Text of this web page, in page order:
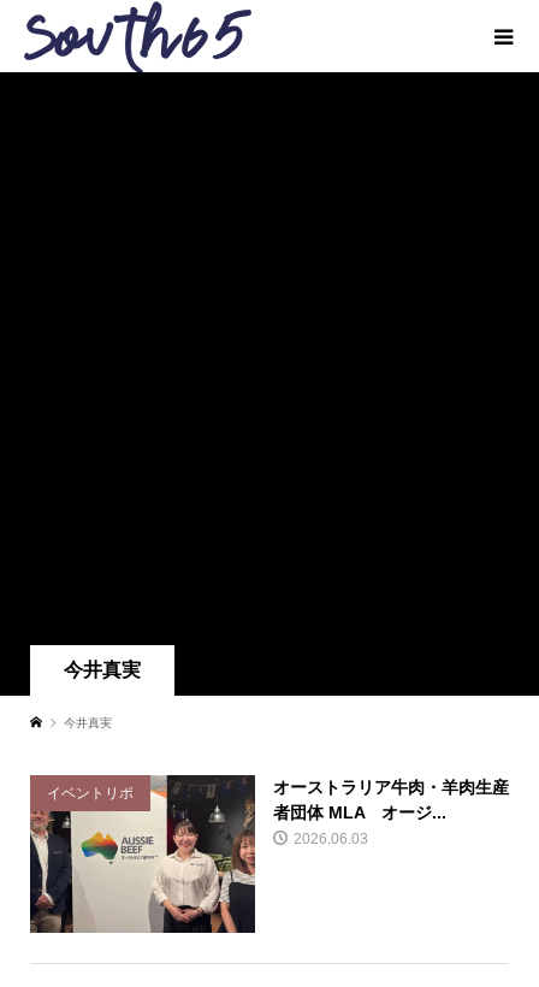
今井真実
今井真実
イベントリポ
オーストラリア牛肉・羊肉生産
者団体 MLA オージ...
2026.06.03